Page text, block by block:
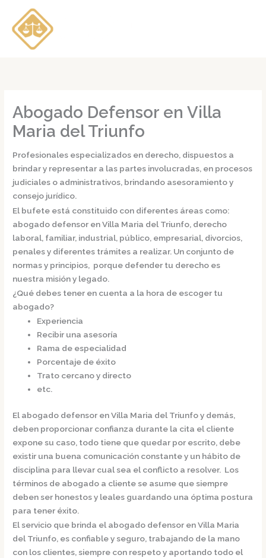
contenido
Abogado Defensor en Villa
Maria del Triunfo
Profesionales especializados en derecho, dispuestos a
brindar y representar a las partes involucradas, en procesos
judiciales o administrativos, brindando asesoramiento y
consejo jurídico.
El bufete está constituido con diferentes áreas como:
abogado defensor en Villa Maria del Triunfo, derecho
laboral, familiar, industrial, público, empresarial, divorcios,
penales y diferentes trámites a realizar. Un conjunto de
normas y principios, porque defender tu derecho es
nuestra misión y legado.
¿Qué debes tener en cuenta a la hora de escoger tu
abogado?
Experiencia
Recibir una asesoría
Rama de especialidad
Porcentaje de éxito
Trato cercano y directo
etc.
El abogado defensor en Villa Maria del Triunfoy demás,
deben proporcionar confianza durante la cita el cliente
expone su caso, todo tiene que quedar por escrito, debe
existir una buena comunicación constante y un hábito de
disciplina para llevar cual sea el conflicto a resolver. Los
términos de abogado a cliente se asume que siempre
deben ser honestos y leales guardando una óptima postura
para tener éxito.
El servicio que brinda el abogado defensor en Villa Maria
del Triunfo, es confiable y seguro, trabajando de la mano
con los clientes, siempre con respeto y aportando todo el